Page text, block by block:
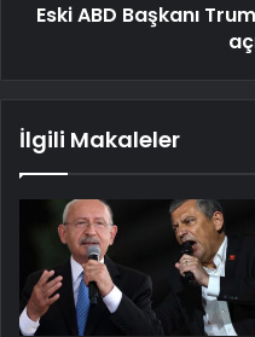
Eski ABD Başkanı
İlgili Makaleler